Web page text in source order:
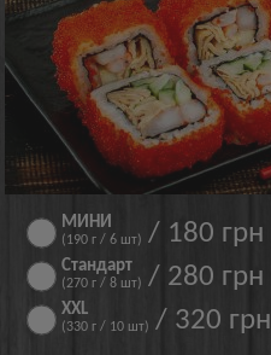
МИНИ
(190 г / 6 шт) / 180 грн
Стандарт
(270 г / 8 шт) / 280 грн
XXL
(330 г / 10 шт) / 320 грн